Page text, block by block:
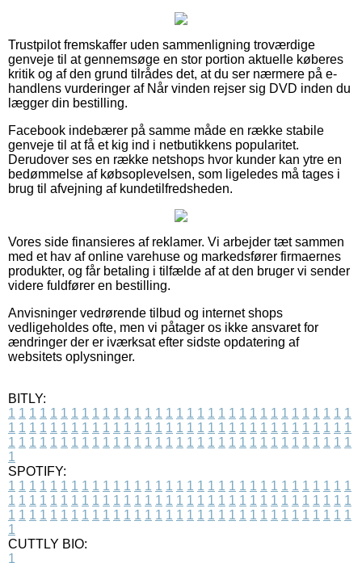
Trustpilot fremskaffer uden sammenligning troværdige
genveje til at gennemsøge en stor portion aktuelle køberes
kritik og af den grund tilrådes det, at du ser nærmere på e-
handlens vurderinger af Når vinden rejser sig DVD inden du
lægger din bestilling.
Facebook indebærer på samme måde en række stabile
genveje til at få et kig ind i netbutikkens popularitet.
Derudover ses en række netshops hvor kunder kan ytre en
bedømmelse af købsoplevelsen, som ligeledes må tages i
brug til afvejning af kundetilfredsheden.
Vores side finansieres af reklamer. Vi arbejder tæt sammen
med et hav af online varehuse og markedsfører firmaernes
produkter, og får betaling i tilfælde af at den bruger vi sender
videre fuldfører en bestilling.
Anvisninger vedrørende tilbud og internet shops
vedligeholdes ofte, men vi påtager os ikke ansvaret for
ændringer der er iværksat efter sidste opdatering af
websitets oplysninger.
BITLY:
1 1 1 1 1 1 1 1 1 1 1 1 1 1 1 1 1 1 1 1 1 1 1 1 1 1 1 1 1 1 1 1 1
1 1 1 1 1 1 1 1 1 1 1 1 1 1 1 1 1 1 1 1 1 1 1 1 1 1 1 1 1 1 1 1 1
1 1 1 1 1 1 1 1 1 1 1 1 1 1 1 1 1 1 1 1 1 1 1 1 1 1 1 1 1 1 1 1 1
1
SPOTIFY:
1 1 1 1 1 1 1 1 1 1 1 1 1 1 1 1 1 1 1 1 1 1 1 1 1 1 1 1 1 1 1 1 1
1 1 1 1 1 1 1 1 1 1 1 1 1 1 1 1 1 1 1 1 1 1 1 1 1 1 1 1 1 1 1 1 1
1 1 1 1 1 1 1 1 1 1 1 1 1 1 1 1 1 1 1 1 1 1 1 1 1 1 1 1 1 1 1 1 1
1
CUTTLY BIO:
1